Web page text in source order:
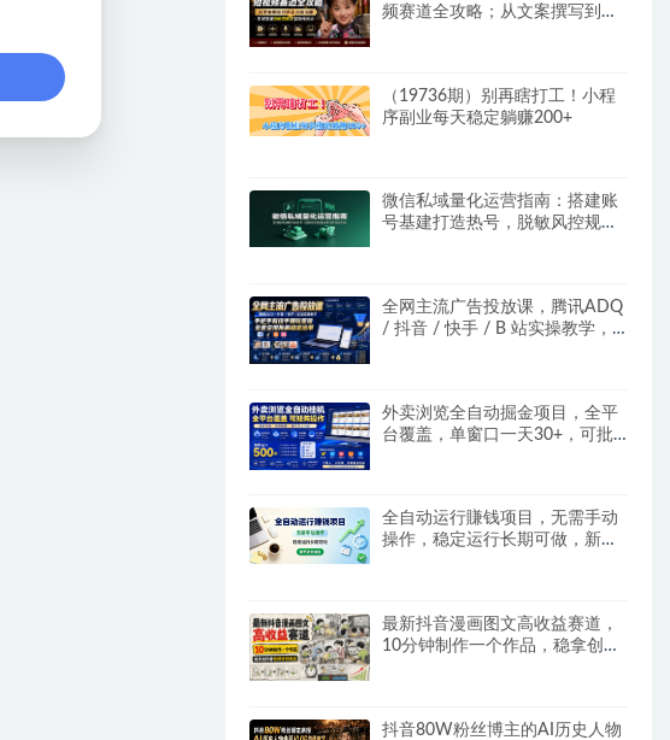
频赛道全攻略；从文案撰写到声
（19736期）别再瞎打工！小程
序副业每天稳定躺赚200+
微信私域量化运营指南：搭建账
号基建打造热号，脱敏风控规避
全网主流广告投放课，腾讯ADQ
/ 抖音 / 快手 / B 站实操教学，
外卖浏览全自动掘金项目，全平
台覆盖，单窗口一天30+，可批
全自动运行賺钱项目，无需手动
操作，稳定运行长期可做，新手
最新抖音漫画图文高收益赛道，
10分钟制作一个作品，稳拿创作
抖音80W粉丝博主的AI历史人物